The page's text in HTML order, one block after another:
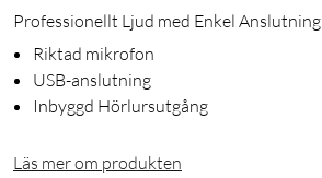
Professionellt Ljud med Enkel Anslutning
Riktad mikrofon
USB-anslutning
Inbyggd Hörlursutgång
Läs mer om produkten